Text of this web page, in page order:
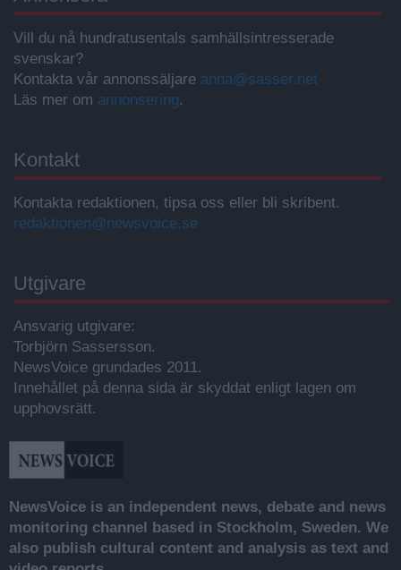
Vill du nå hundratusentals samhällsintresserade
svenskar?
Kontakta vår annonssäljare anna@sasser.net
Läs mer om annonsering.
Kontakt
Kontakta redaktionen, tipsa oss eller bli skribent.
redaktionen@newsvoice.se
Utgivare
Ansvarig utgivare:
Torbjörn Sassersson.
NewsVoice grundades 2011.
Innehållet på denna sida är skyddat enligt lagen om
upphovsrätt.
NewsVoice is an independent news, debate and news
monitoring channel based in Stockholm, Sweden. We
also publish cultural content and analysis as text and